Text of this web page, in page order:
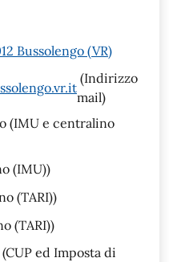
Bussolengo (VR)
(Indirizzo
mail)
(IMU e centralino
(IMU))
(TARI))
(TARI))
ed Imposta di